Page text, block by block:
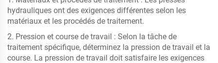
hydrauliques ont des exigences différentes selon les
matériaux et les procédés de traitement.
2. Pression et course de travail : Selon la tâche de
traitement spécifique, déterminez la pression de travail et la
course. La pression de travail doit satisfaire les exigences